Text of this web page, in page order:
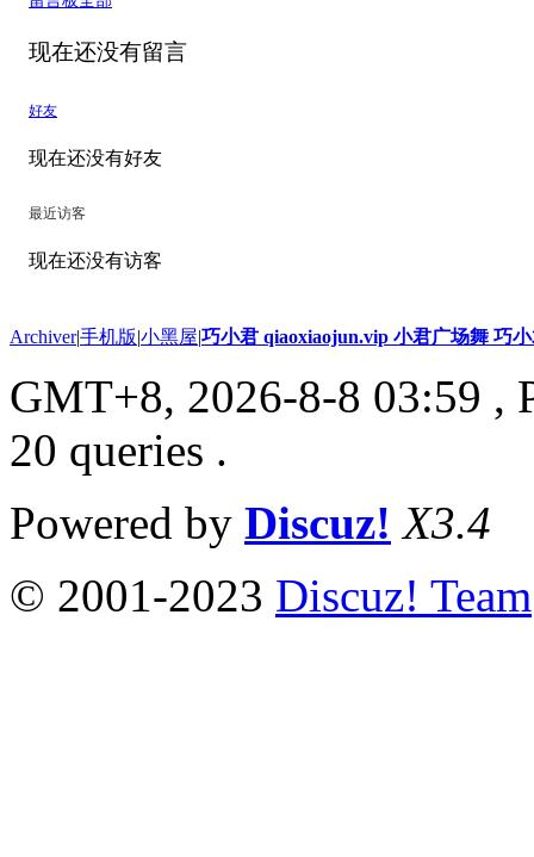
现在还没有留言
好友
现在还没有好友
最近访客
现在还没有访客
Archiver|手机版|小黑屋|巧小君 qiaoxiaojun.vip 小君广场舞 巧
GMT+8, 2026-8-8 03:59 ,
20 queries .
Powered by Discuz! X3.4
© 2001-2023 Discuz! Team